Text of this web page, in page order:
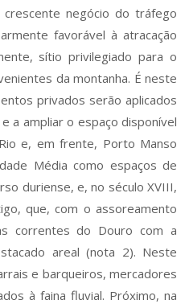
negócio do tráfego
favorável à atracação
sítio privilegiado para o
da montanha. É neste
privados serão aplicados
a ampliar o espaço disponível
e, em frente, Porto Manso
Média como espaços de
duriense, e, no século XVIII,
que, com o assoreamento
correntes do Douro com a
areal (nota 2). Neste
e barqueiros, mercadores
à faina fluvial. Próximo, na